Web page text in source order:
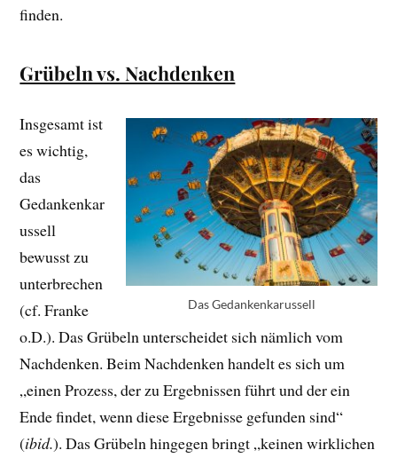
finden.
Grübeln vs. Nachdenken
Das Gedankenkarussell
Insgesamt ist
es wichtig,
das
Gedankenkar
ussell
bewusst zu
unterbrechen
(cf. Franke
o.D.). Das Grübeln unterscheidet sich nämlich vom
Nachdenken. Beim Nachdenken handelt es sich um
„einen Prozess, der zu Ergebnissen führt und der ein
Ende findet, wenn diese Ergebnisse gefunden sind“
(ibid.). Das Grübeln hingegen bringt „keinen wirklichen